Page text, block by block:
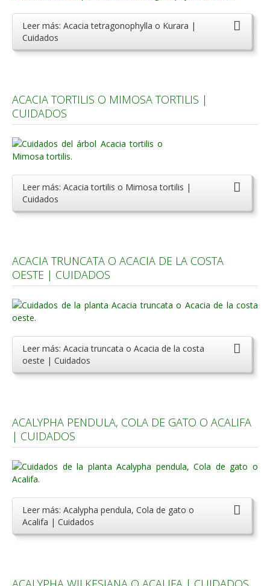
Leer más: Acacia tetragonophylla o Kurara |
Cuidados
ACACIA TORTILIS O MIMOSA TORTILIS |
CUIDADOS
Leer más: Acacia tortilis o Mimosa tortilis |
Cuidados
ACACIA TRUNCATA O ACACIA DE LA COSTA
OESTE | CUIDADOS
Leer más: Acacia truncata o Acacia de la costa
oeste | Cuidados
ACALYPHA PENDULA, COLA DE GATO O ACALIFA
| CUIDADOS
Leer más: Acalypha pendula, Cola de gato o
Acalifa | Cuidados